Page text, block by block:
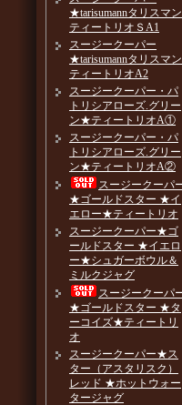
★tarisumannタリスマ
ティートリオＳA1
スージークーパー
★tarisumannタリスマ
ティートリオA2
スージークーパー・パ
トリシアローズ.グリー
ン★ティートリオA①
スージークーパー・パ
トリシアローズ.グリー
ン★ティートリオA②
スージークーパ
★ゴールドスター ★イ
エロー★ティートリオ
スージークーパー★ゴ
ールドスター ★イエロ
ー★シュガーボウル＆
ミルクジャグ
スージークーパ
★ゴールドスター ★タ
ーコイズ★ティートリ
オ
スージークーパー★ス
ター（アスタリスク）
レッド ★ホットウォー
タージャグ